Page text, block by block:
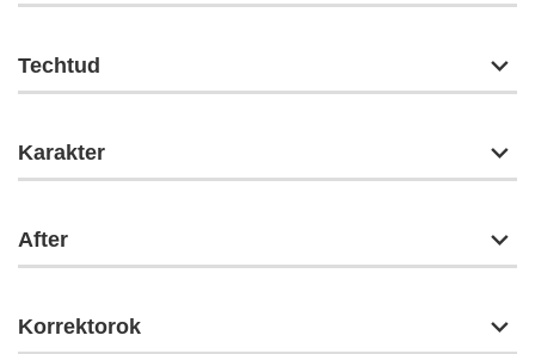
Techtud
Karakter
After
Korrektorok